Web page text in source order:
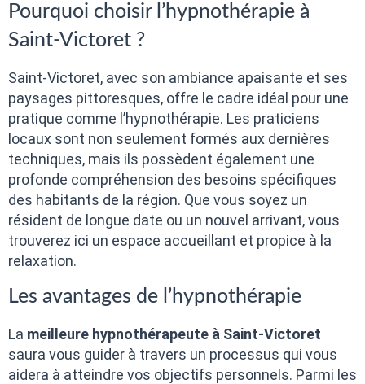
Pourquoi choisir l’hypnothérapie à
Saint-Victoret ?
Saint-Victoret, avec son ambiance apaisante et ses
paysages pittoresques, offre le cadre idéal pour une
pratique comme l’hypnothérapie. Les praticiens
locaux sont non seulement formés aux dernières
techniques, mais ils possèdent également une
profonde compréhension des besoins spécifiques
des habitants de la région. Que vous soyez un
résident de longue date ou un nouvel arrivant, vous
trouverez ici un espace accueillant et propice à la
relaxation.
Les avantages de l’hypnothérapie
La meilleure hypnothérapeute à Saint-Victoret
saura vous guider à travers un processus qui vous
aidera à atteindre vos objectifs personnels. Parmi les